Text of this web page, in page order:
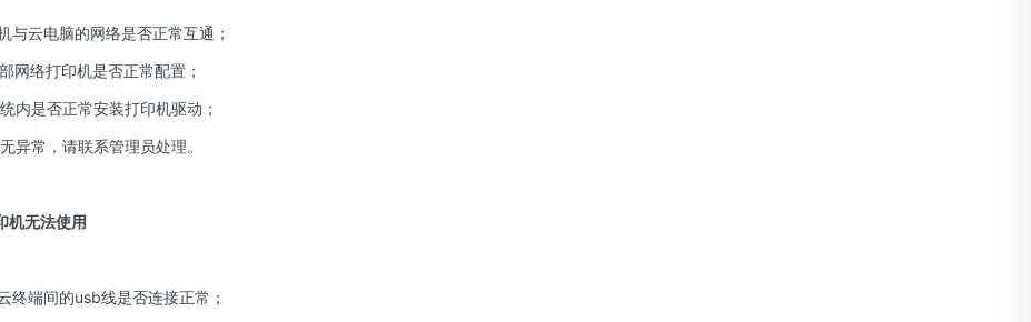
与云电脑的网络是否正常互通；
网络打印机是否正常配置；
内是否正常安装打印机驱动；
异常，请联系管理员处理。
机无法使用
终端间的usb线是否连接正常；